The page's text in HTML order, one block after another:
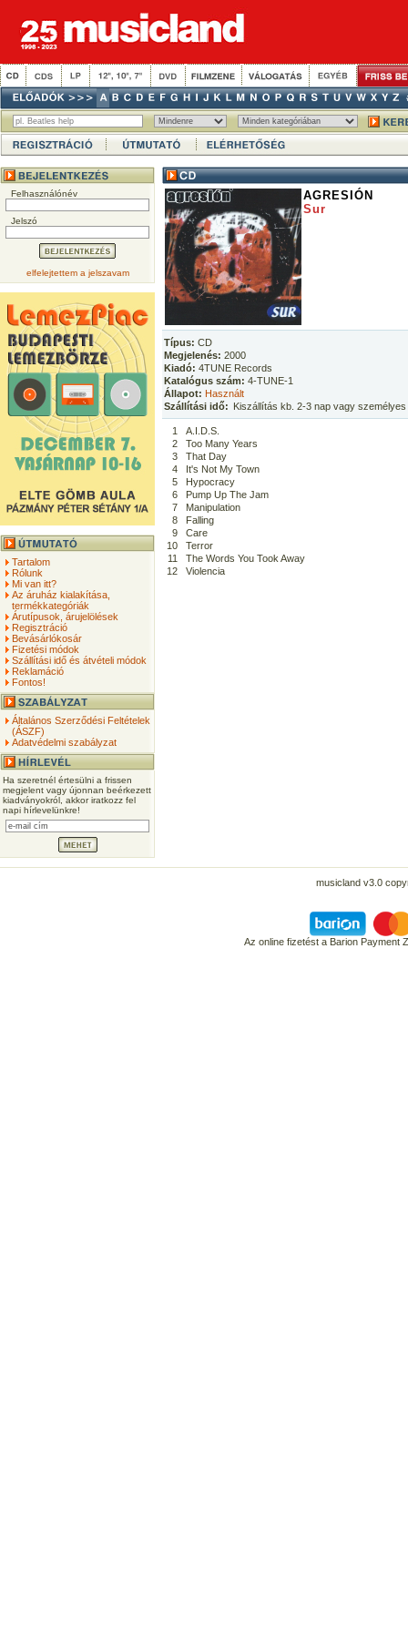
Felhasználónév
Jelszó
elfelejtettem a jelszavam
Tartalom
Rólunk
Mi van itt?
Az áruház kialakítása,
termékkategóriák
Árutípusok, árujelölések
Regisztráció
Bevásárlókosár
Fizetési módok
Szállítási idő és átvételi módok
Reklamáció
Fontos!
Általános Szerződési Feltételek
(ÁSZF)
Adatvédelmi szabályzat
Ha szeretnél értesülni a frissen
megjelent vagy újonnan beérkezett
kiadványokról, akkor iratkozz fel
napi hírlevelünkre!
AGRESIÓN
Sur
Típus: CD
Megjelenés: 2000
Kiadó: 4TUNE Records
Katalógus szám: 4-TUNE-1
Állapot: Használt
Szállítási idő: Kiszállítás kb. 2-3 nap vagy
1
A.I.D.S.
2
Too Many Years
3
That Day
4
It's Not My Town
5
Hypocracy
6
Pump Up The Jam
7
Manipulation
8
Falling
9
Care
10
Terror
11
The Words You Took Away
12
Violencia
musicland v3.0
Az online fizetést a Barion Payment